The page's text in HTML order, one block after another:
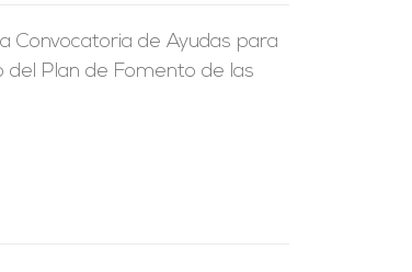
Convocatoria de Ayudas para
Plan de Fomento de las